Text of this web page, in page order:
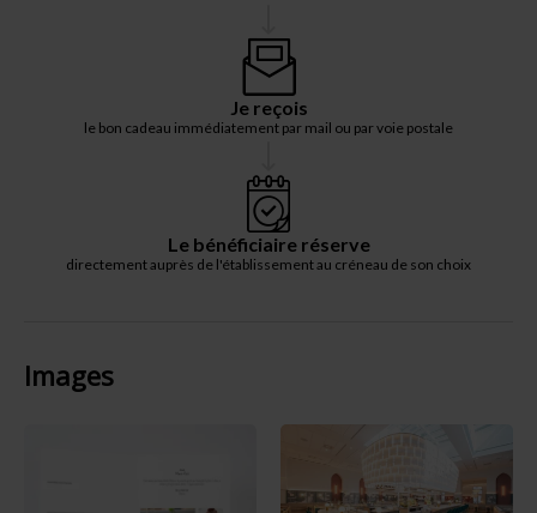
Je reçois
le bon cadeau immédiatement par mail ou par voie postale
Le bénéficiaire réserve
directement auprès de l'établissement au créneau de son choix
Images